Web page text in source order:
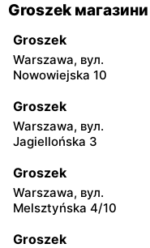
Groszek
Groszek
Warszawa, вул.
Nowowiejska 10
Groszek
Warszawa, вул.
Jagiellońska 3
Groszek
Warszawa, вул.
Melsztyńska 4/10
Groszek